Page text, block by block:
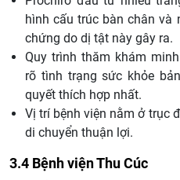
hình cấu trúc bàn chân và
chứng do dị tật này gây ra.
Quy trình thăm khám
rõ tình trạng sức khỏe
quyết thích hợp nhất.
Vị trí bệnh viện nằm ở trục
di chuyển thuận lợi.
3.4 Bệnh viện Thu Cúc